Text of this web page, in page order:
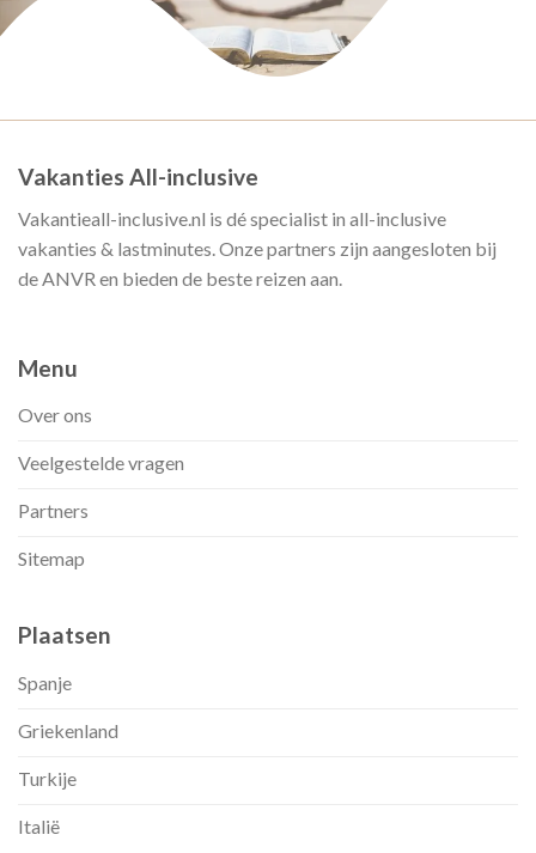
Vakanties All-inclusive
Vakantieall-inclusive.nl is dé specialist in all-inclusive
vakanties & lastminutes. Onze partners zijn aangesloten bij
de ANVR en bieden de beste reizen aan.
Menu
Over ons
Veelgestelde vragen
Partners
Sitemap
Plaatsen
Spanje
Griekenland
Turkije
Italië